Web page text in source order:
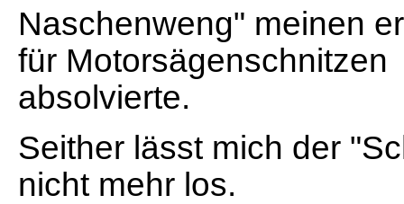
Naschenweng" meinen
für Motorsägenschnitzen
absolvierte.
Seither lässt mich der
nicht mehr los.